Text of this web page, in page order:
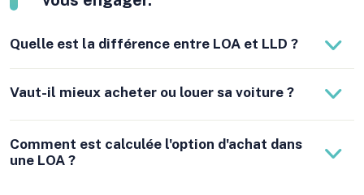
Quelle est la différence entre LOA et LLD ?
Vaut-il mieux acheter ou louer sa voiture ?
Comment est calculée l'option d'achat dans
une LOA ?